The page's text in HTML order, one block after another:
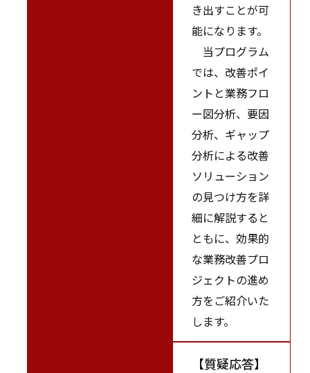
き出すことが可
能になります。
当プログラム
では、改善ポイ
ントと業務フロ
ー図分析、要因
分析、ギャップ
分析による改善
ソリューション
の見つけ方を詳
細に解説すると
ともに、効果的
な業務改善プロ
ジェクトの進め
方をご紹介いた
します。
【質疑応答】